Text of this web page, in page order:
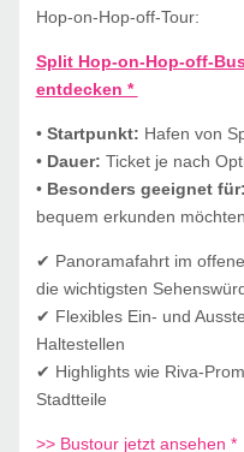
Hop-on-Hop-off-Tour:
Split Hop-on-Hop-off-
entdecken *
• Startpunkt: Hafen von
• Dauer: Ticket je nach
• Besonders geeignet für:
bequem erkunden möchten
✔ Panoramafahrt im
die wichtigsten
✔ Flexibles Ein- und
Haltestellen
✔ Highlights wie Riva-
Stadtteile
>> Bustour jetzt ansehen *